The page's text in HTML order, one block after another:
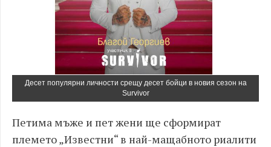
Десет популярни личности срещу десет бойци в новия сезон на
Survivor
Петима мъже и пет жени ще сформират
племето „Известни“ в най-мащабното риалити